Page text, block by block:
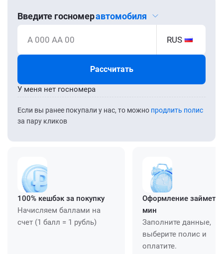
Введите госномеравтомобиля
А 000 АА 00 RUS
Рассчитать
Если вы ранее покупали у нас, то можно продлить полис
за пару кликов
У меня нет госномера
100% кешбэк за покупку
Начисляем баллами на
счет (1 балл = 1 рубль)
Оформление займет
мин
Заполните данные,
выберите полис и
оплатите.